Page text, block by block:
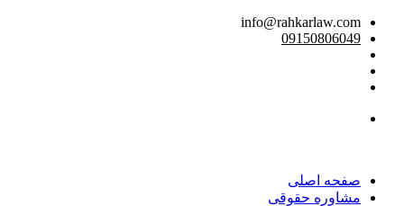
info@rahkarlaw.com
09150806049
صفحه اصلی
مشاوره حقوقی